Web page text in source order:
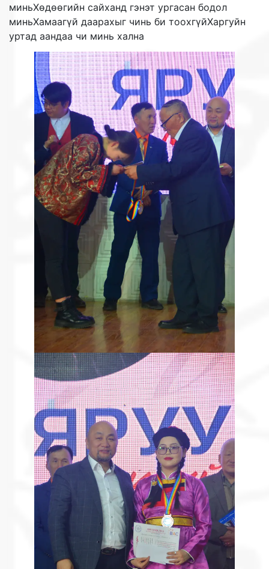
миньХөдөөгийн сайханд гэнэт ургасан бодол
миньХамаагүй даарахыг чинь би тоохгүйХаргуйн
уртад аандаа чи минь хална